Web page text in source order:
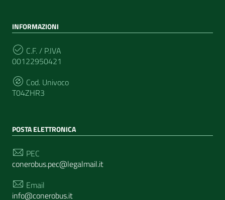
INFORMAZIONI
C.F. / P.IVA
00122950421
Cod. Univoco
T04ZHR3
POSTA ELETTRONICA
PEC
conerobus.pec@legalmail.it
Email
info@conerobus.it